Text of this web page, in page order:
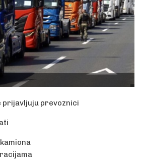
prijavljuju prevoznici